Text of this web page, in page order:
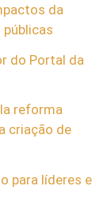
da
do Portal da
reforma
criação de
para líderes e